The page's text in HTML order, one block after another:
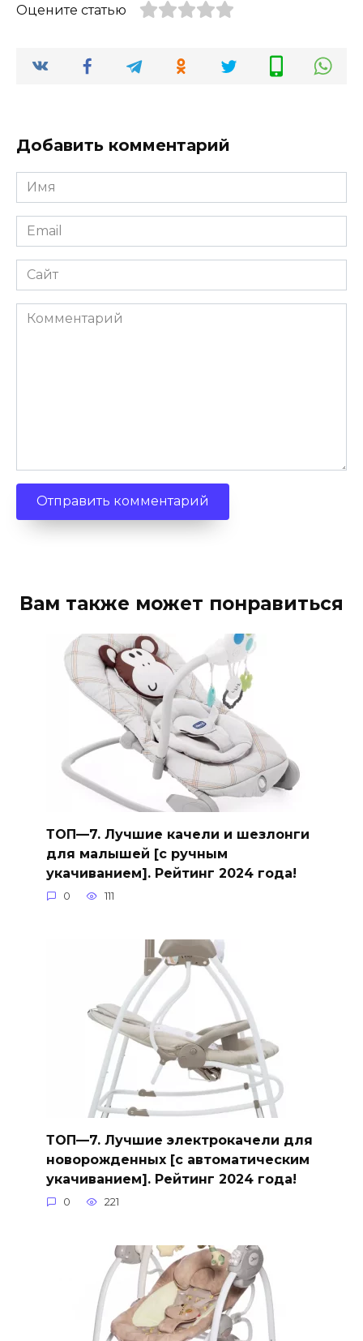
Оцените статью
Добавить комментарий
Имя
Email
Сайт
Комментарий
Вам также может понравиться
ТОП—7. Лучшие качели и шезлонги
для малышей [с ручным
укачиванием]. Рейтинг 2024 года!
0 111
ТОП—7. Лучшие электрокачели для
новорожденных [с автоматическим
укачиванием]. Рейтинг 2024 года!
0 221